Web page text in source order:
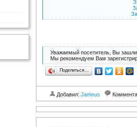
Уважаемый посетитель, Вы зашли
Мы рекомендуем Вам
Поделиться…
Добавил: Jameus